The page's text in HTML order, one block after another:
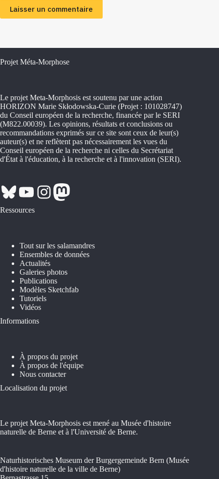
Laisser un commentaire
Projet Méta-Morphose
Le projet Meta-Morphosis est soutenu par une action
HORIZON Marie Skłodowska-Curie (Projet : 101028747)
du Conseil européen de la recherche, financée par le SERI
(M822.00039). Les opinions, résultats et conclusions ou
recommandations exprimés sur ce site sont ceux de leur(s)
auteur(s) et ne reflètent pas nécessairement les vues du
Conseil européen de la recherche ni celles du Secrétariat
d'État à l'éducation, à la recherche et à l'innovation (SERI).
Bluesky
YouTube
Instagram
Mastodon
Ressources
Tout sur les salamandres
Ensembles de données
Actualités
Galeries photos
Publications
Modèles Sketchfab
Tutoriels
Vidéos
Informations
À propos du projet
À propos de l'équipe
Nous contacter
Localisation du projet
Le projet Meta-Morphosis est mené au Musée d'histoire
naturelle de Berne et à l'Université de Berne.
Naturhistorisches Museum der Burgergemeinde Bern (Musée
d'histoire naturelle de la ville de Berne)